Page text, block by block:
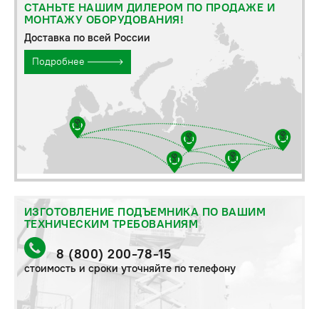
СТАНЬТЕ НАШИМ ДИЛЕРОМ ПО ПРОДАЖЕ И
МОНТАЖУ ОБОРУДОВАНИЯ!
Доставка по всей России
Подробнее
ИЗГОТОВЛЕНИЕ ПОДЪЕМНИКА ПО ВАШИМ
ТЕХНИЧЕСКИМ ТРЕБОВАНИЯМ
8 (800) 200-78-15
стоимость и сроки уточняйте по телефону